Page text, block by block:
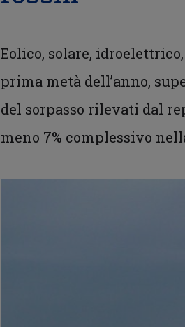
Eolico, solare,
prima metà dell’anno,
del sorpasso rilevati dal
meno 7% complessivo